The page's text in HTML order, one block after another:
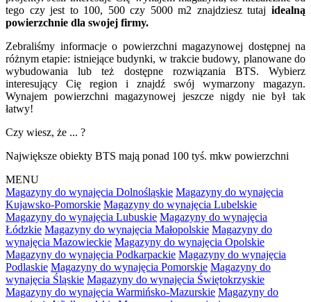
tego czy jest to 100, 500 czy 5000 m2 znajdziesz tutaj idealną
powierzchnie dla swojej firmy.
Zebraliśmy informacje o powierzchni magazynowej dostępnej na
różnym etapie: istniejące budynki, w trakcie budowy, planowane do
wybudowania lub też dostępne rozwiązania BTS. Wybierz
interesujący Cię region i znajdź swój wymarzony magazyn.
Wynajem powierzchni magazynowej jeszcze nigdy nie był tak
łatwy!
Czy wiesz, że ... ?
Największe obiekty BTS mają ponad 100 tyś. mkw powierzchni
MENU
Magazyny do wynajęcia Dolnośląskie Magazyny do wynajęcia
Kujawsko-Pomorskie Magazyny do wynajęcia Lubelskie
Magazyny do wynajęcia Lubuskie Magazyny do wynajęcia
Łódzkie Magazyny do wynajęcia Małopolskie Magazyny do
wynajęcia Mazowieckie Magazyny do wynajęcia Opolskie
Magazyny do wynajęcia Podkarpackie Magazyny do wynajęcia
Podlaskie Magazyny do wynajęcia Pomorskie Magazyny do
wynajęcia Śląskie Magazyny do wynajęcia Świętokrzyskie
Magazyny do wynajęcia Warmińsko-Mazurskie Magazyny do